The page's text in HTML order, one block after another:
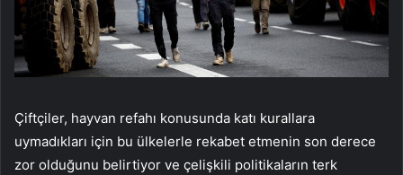
Çiftçiler, hayvan refahı konusunda katı kurallara
uymadıkları için bu ülkelerle rekabet etmenin son derece
zor olduğunu belirtiyor ve çelişkili politikaların terk